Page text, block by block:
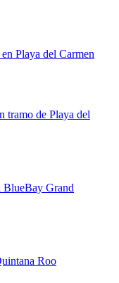
Playa del Carmen
tramo de Playa del
BlueBay Grand
Roo